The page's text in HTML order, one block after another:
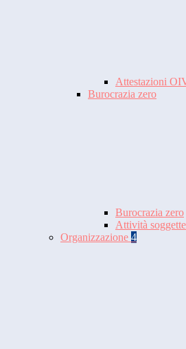
Attestazioni
Burocrazia zero
Burocrazia zero
Attività
Organizzazione 4